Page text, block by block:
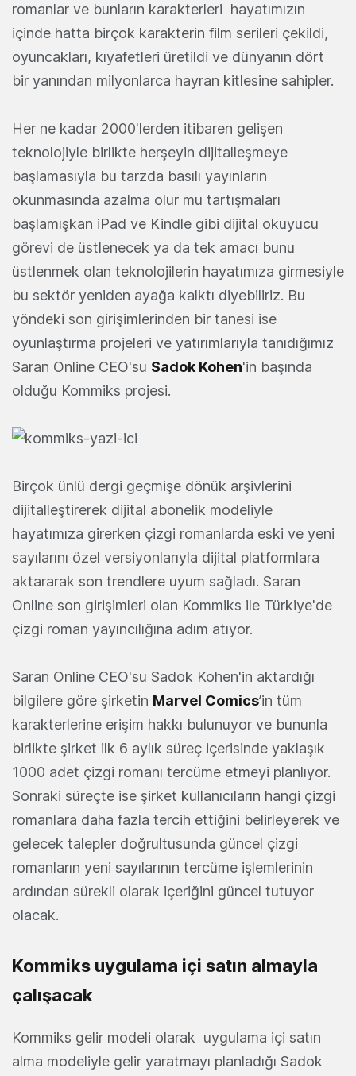
romanlar ve bunların karakterleri hayatımızın
içinde hatta birçok karakterin film serileri çekildi,
oyuncakları, kıyafetleri üretildi ve dünyanın dört
bir yanından milyonlarca hayran kitlesine sahipler.
Her ne kadar 2000'lerden itibaren gelişen
teknolojiyle birlikte herşeyin dijitalleşmeye
başlamasıyla bu tarzda basılı yayınların
okunmasında azalma olur mu tartışmaları
başlamışkan iPad ve Kindle gibi dijital okuyucu
görevi de üstlenecek ya da tek amacı bunu
üstlenmek olan teknolojilerin hayatımıza girmesiyle
bu sektör yeniden ayağa kalktı diyebiliriz. Bu
yöndeki son girişimlerinden bir tanesi ise
oyunlaştırma projeleri ve yatırımlarıyla tanıdığımız
Saran Online CEO'su Sadok Kohen'in başında
olduğu Kommiks projesi.
Birçok ünlü dergi geçmişe dönük arşivlerini
dijitalleştirerek dijital abonelik modeliyle
hayatımıza girerken çizgi romanlarda eski ve yeni
sayılarını özel versiyonlarıyla dijital platformlara
aktararak son trendlere uyum sağladı. Saran
Online son girişimleri olan Kommiks ile Türkiye'de
çizgi roman yayıncılığına adım atıyor.
Saran Online CEO'su Sadok Kohen'in aktardığı
bilgilere göre şirketin Marvel Comics’in tüm
karakterlerine erişim hakkı bulunuyor ve bununla
birlikte şirket ilk 6 aylık süreç içerisinde yaklaşık
1000 adet çizgi romanı tercüme etmeyi planlıyor.
Sonraki süreçte ise şirket kullanıcıların hangi çizgi
romanlara daha fazla tercih ettiğini belirleyerek ve
gelecek talepler doğrultusunda güncel çizgi
romanların yeni sayılarının tercüme işlemlerinin
ardından sürekli olarak içeriğini güncel tutuyor
olacak.
Kommiks uygulama içi satın almayla
çalışacak
Kommiks gelir modeli olarak uygulama içi satın
alma modeliyle gelir yaratmayı planladığı Sadok